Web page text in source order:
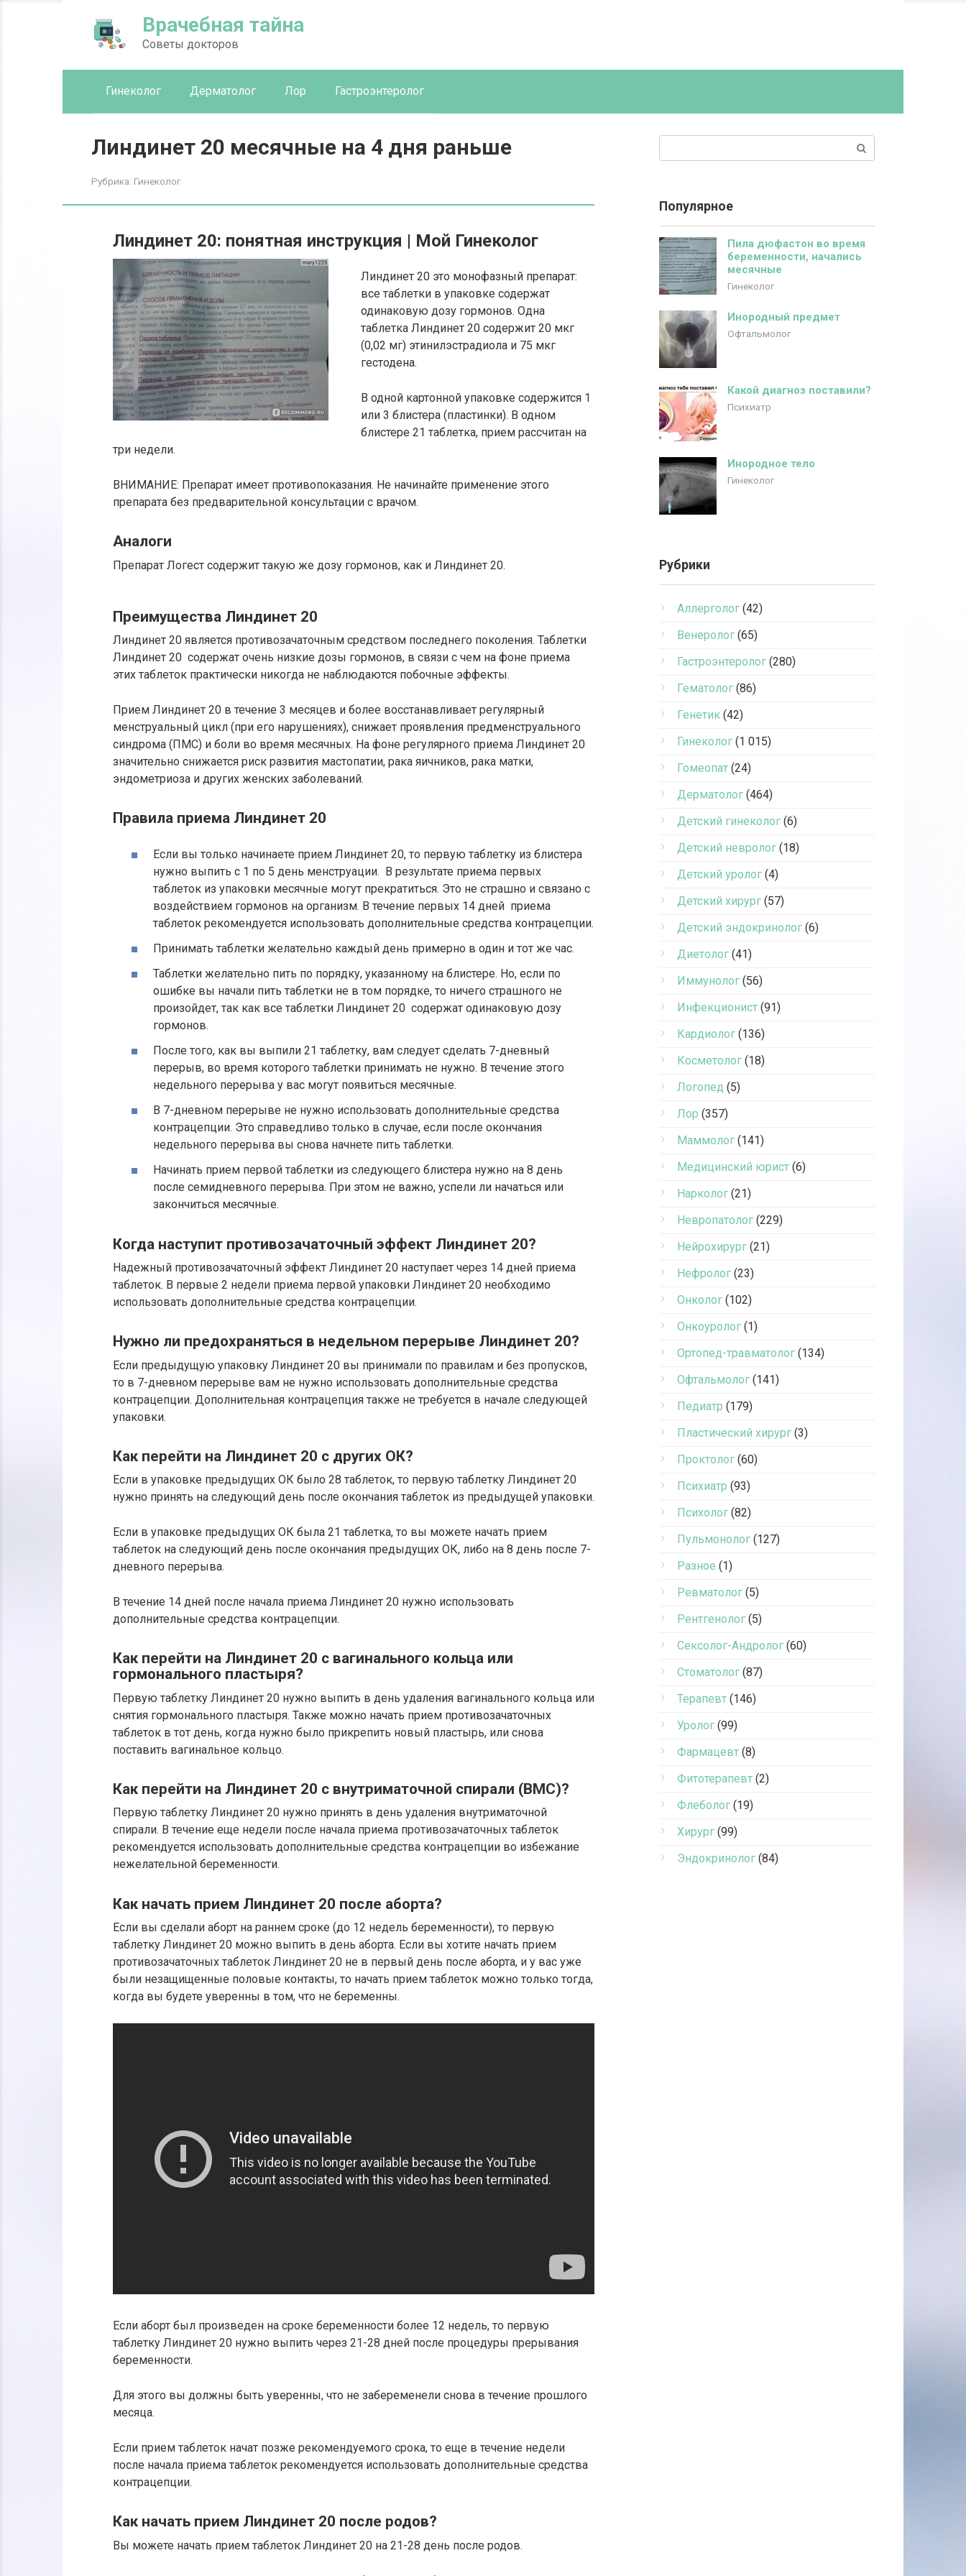
Врачебная тайна
Советы докторов
Гинеколог Дерматолог Лор Гастроэнтеролог
Линдинет 20 месячные на 4 дня раньше
Рубрика: Гинеколог
Линдинет 20: понятная инструкция | Мой Гинеколог
Линдинет 20 это монофазный препарат:
все таблетки в упаковке содержат
одинаковую дозу гормонов. Одна
таблетка Линдинет 20 содержит 20 мкг
(0,02 мг) этинилэстрадиола и 75 мкг
гестодена.
В одной картонной упаковке содержится 1
или 3 блистера (пластинки). В одном
блистере 21 таблетка, прием рассчитан на
три недели.
ВНИМАНИЕ: Препарат имеет противопоказания. Не начинайте применение этого
препарата без предварительной консультации с врачом.
Аналоги
Препарат Логест содержит такую же дозу гормонов, как и Линдинет 20.
Преимущества Линдинет 20
Линдинет 20 является противозачаточным средством последнего поколения. Таблетки
Линдинет 20 содержат очень низкие дозы гормонов, в связи с чем на фоне приема
этих таблеток практически никогда не наблюдаются побочные эффекты.
Прием Линдинет 20 в течение 3 месяцев и более восстанавливает регулярный
менструальный цикл (при его нарушениях), снижает проявления предменструального
синдрома (ПМС) и боли во время месячных. На фоне регулярного приема Линдинет 20
значительно снижается риск развития мастопатии, рака яичников, рака матки,
эндометриоза и других женских заболеваний.
Правила приема Линдинет 20
Если вы только начинаете прием Линдинет 20, то первую таблетку из блистера
нужно выпить с 1 по 5 день менструации. В результате приема первых
таблеток из упаковки месячные могут прекратиться. Это не страшно и связано с
воздействием гормонов на организм. В течение первых 14 дней приема
таблеток рекомендуется использовать дополнительные средства контрацепции.
Принимать таблетки желательно каждый день примерно в один и тот же час.
Таблетки желательно пить по порядку, указанному на блистере. Но, если по
ошибке вы начали пить таблетки не в том порядке, то ничего страшного не
произойдет, так как все таблетки Линдинет 20 содержат одинаковую дозу
гормонов.
После того, как вы выпили 21 таблетку, вам следует сделать 7-дневный
перерыв, во время которого таблетки принимать не нужно. В течение этого
недельного перерыва у вас могут появиться месячные.
В 7-дневном перерыве не нужно использовать дополнительные средства
контрацепции. Это справедливо только в случае, если после окончания
недельного перерыва вы снова начнете пить таблетки.
Начинать прием первой таблетки из следующего блистера нужно на 8 день
после семидневного перерыва. При этом не важно, успели ли начаться или
закончиться месячные.
Когда наступит противозачаточный эффект Линдинет 20?
Надежный противозачаточный эффект Линдинет 20 наступает через 14 дней приема
таблеток. В первые 2 недели приема первой упаковки Линдинет 20 необходимо
использовать дополнительные средства контрацепции.
Нужно ли предохраняться в недельном перерыве Линдинет 20?
Если предыдущую упаковку Линдинет 20 вы принимали по правилам и без пропусков,
то в 7-дневном перерыве вам не нужно использовать дополнительные средства
контрацепции. Дополнительная контрацепция также не требуется в начале следующей
упаковки.
Как перейти на Линдинет 20 с других ОК?
Если в упаковке предыдущих ОК было 28 таблеток, то первую таблетку Линдинет 20
нужно принять на следующий день после окончания таблеток из предыдущей упаковки.
Если в упаковке предыдущих ОК была 21 таблетка, то вы можете начать прием
таблеток на следующий день после окончания предыдущих ОК, либо на 8 день после 7-
дневного перерыва.
В течение 14 дней после начала приема Линдинет 20 нужно использовать
дополнительные средства контрацепции.
Как перейти на Линдинет 20 с вагинального кольца или
гормонального пластыря?
Первую таблетку Линдинет 20 нужно выпить в день удаления вагинального кольца или
снятия гормонального пластыря. Также можно начать прием противозачаточных
таблеток в тот день, когда нужно было прикрепить новый пластырь, или снова
поставить вагинальное кольцо.
Как перейти на Линдинет 20 с внутриматочной спирали (ВМС)?
Первую таблетку Линдинет 20 нужно принять в день удаления внутриматочной
спирали. В течение еще недели после начала приема противозачаточных таблеток
рекомендуется использовать дополнительные средства контрацепции во избежание
нежелательной беременности.
Как начать прием Линдинет 20 после аборта?
Если вы сделали аборт на раннем сроке (до 12 недель беременности), то первую
таблетку Линдинет 20 можно выпить в день аборта. Если вы хотите начать прием
противозачаточных таблеток Линдинет 20 не в первый день после аборта, и у вас уже
были незащищенные половые контакты, то начать прием таблеток можно только тогда,
когда вы будете уверенны в том, что не беременны.
Если аборт был произведен на сроке беременности более 12 недель, то первую
таблетку Линдинет 20 нужно выпить через 21-28 дней после процедуры прерывания
беременности.
Для этого вы должны быть уверенны, что не забеременели снова в течение прошлого
месяца.
Если прием таблеток начат позже рекомендуемого срока, то еще в течение недели
после начала приема таблеток рекомендуется использовать дополнительные средства
контрацепции.
Как начать прием Линдинет 20 после родов?
Вы можете начать прием таблеток Линдинет 20 на 21-28 день после родов.
Популярное
Пила дюфастон во время
беременности, начались
месячные
Гинеколог
Инородный предмет
Офтальмолог
Какой диагноз поставили?
Психиатр
Инородное тело
Гинеколог
Рубрики
Аллерголог (42)
Венеролог (65)
Гастроэнтеролог (280)
Гематолог (86)
Генетик (42)
Гинеколог (1 015)
Гомеопат (24)
Дерматолог (464)
Детский гинеколог (6)
Детский невролог (18)
Детский уролог (4)
Детский хирург (57)
Детский эндокринолог (6)
Диетолог (41)
Иммунолог (56)
Инфекционист (91)
Кардиолог (136)
Косметолог (18)
Логопед (5)
Лор (357)
Маммолог (141)
Медицинский юрист (6)
Нарколог (21)
Невропатолог (229)
Нейрохирург (21)
Нефролог (23)
Онколог (102)
Онкоуролог (1)
Ортопед-травматолог (134)
Офтальмолог (141)
Педиатр (179)
Пластический хирург (3)
Проктолог (60)
Психиатр (93)
Психолог (82)
Пульмонолог (127)
Разное (1)
Ревматолог (5)
Рентгенолог (5)
Сексолог-Андролог (60)
Стоматолог (87)
Терапевт (146)
Уролог (99)
Фармацевт (8)
Фитотерапевт (2)
Флеболог (19)
Хирург (99)
Эндокринолог (84)